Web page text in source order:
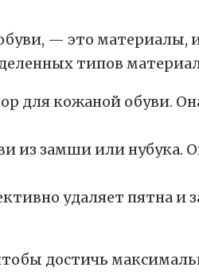
— это материалы,
типов
кожаной обуви.
из замши или нубука.
удаляет пятна и
достичь